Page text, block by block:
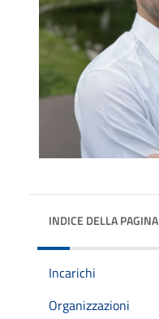
INDICE DELLA PAGINA
Incarichi
Organizzazioni